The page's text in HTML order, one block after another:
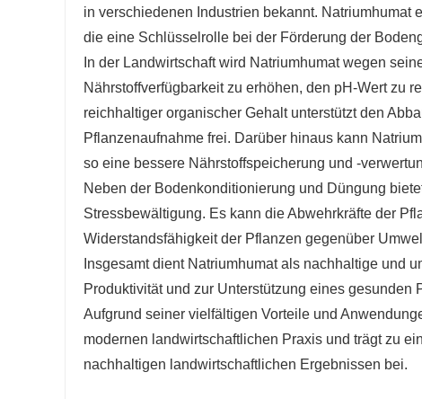
in verschiedenen Industrien bekannt.
die eine Schlüsselrolle bei der Förderung der
In der Landwirtschaft wird Natriumhumat wegen
Nährstoffverfügbarkeit zu erhöhen, den pH-Wert zu
reichhaltiger organischer Gehalt unterstützt den
Pflanzenaufnahme frei. Darüber hinaus kann
so eine bessere Nährstoffspeicherung und -
Neben der Bodenkonditionierung und Düngung
Stressbewältigung. Es kann die Abwehrkräfte der
Widerstandsfähigkeit der Pflanzen gegenüber
Insgesamt dient Natriumhumat als nachhaltige und
Produktivität und zur Unterstützung eines gesunden
Aufgrund seiner vielfältigen Vorteile und
modernen landwirtschaftlichen Praxis und trägt zu
nachhaltigen landwirtschaftlichen Ergebnissen bei.